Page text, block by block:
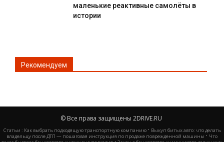
маленькие реактивные самолёты в
истории
Рекомендуем
© Все права защищены 2DRIVE.RU
Статьи : Как выбрать подходящую транспортную компанию· Выкуп битых авто: что делать
владельцу после ДТП — пошаговая инструкция по продаже поврежденной машины· Что